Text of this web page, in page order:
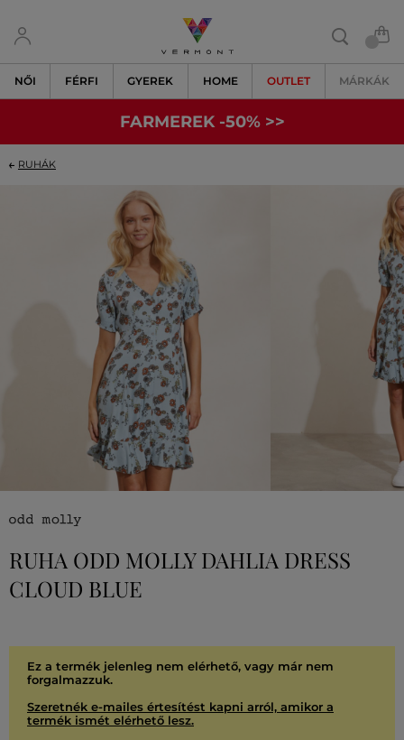
NŐI FÉRFI GYEREK HOME OUTLET MÁRKÁK
FARMEREK -50% >>
RUHÁK
RUHA ODD MOLLY DAHLIA DRESS
CLOUD BLUE
Ez a termék jelenleg nem elérhető, vagy már nem
forgalmazzuk.
Szeretnék e-mailes értesítést kapni arról, amikor a
termék ismét elérhető lesz.